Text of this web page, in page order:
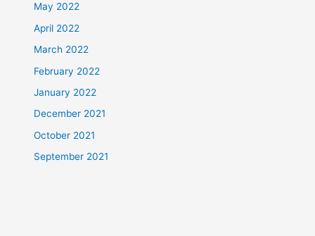
May 2022
April 2022
March 2022
February 2022
January 2022
December 2021
October 2021
September 2021